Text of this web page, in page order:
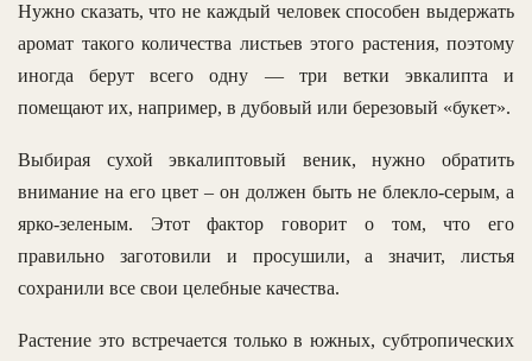
Нужно сказать, что не каждый человек способен выдержать
аромат такого количества листьев этого растения, поэтому
иногда берут всего одну — три ветки эвкалипта и
помещают их, например, в дубовый или березовый «букет».
Выбирая сухой эвкалиптовый веник, нужно обратить
внимание на его цвет – он должен быть не блекло-серым, а
ярко-зеленым. Этот фактор говорит о том, что его
правильно заготовили и просушили, а значит, листья
сохранили все свои целебные качества.
Растение это встречается только в южных, субтропических